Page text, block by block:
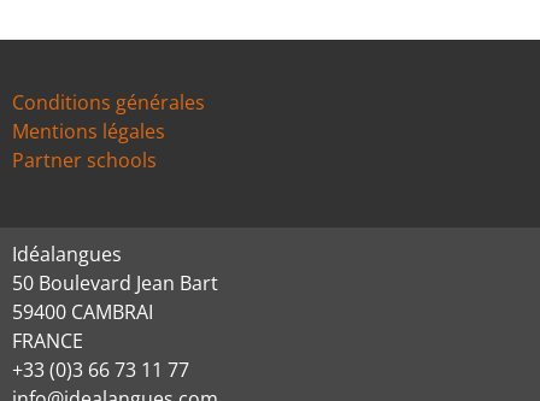
Conditions générales
Mentions légales
Partner schools
Idéalangues
50 Boulevard Jean Bart
59400 CAMBRAI
FRANCE
+33 (0)3 66 73 11 77